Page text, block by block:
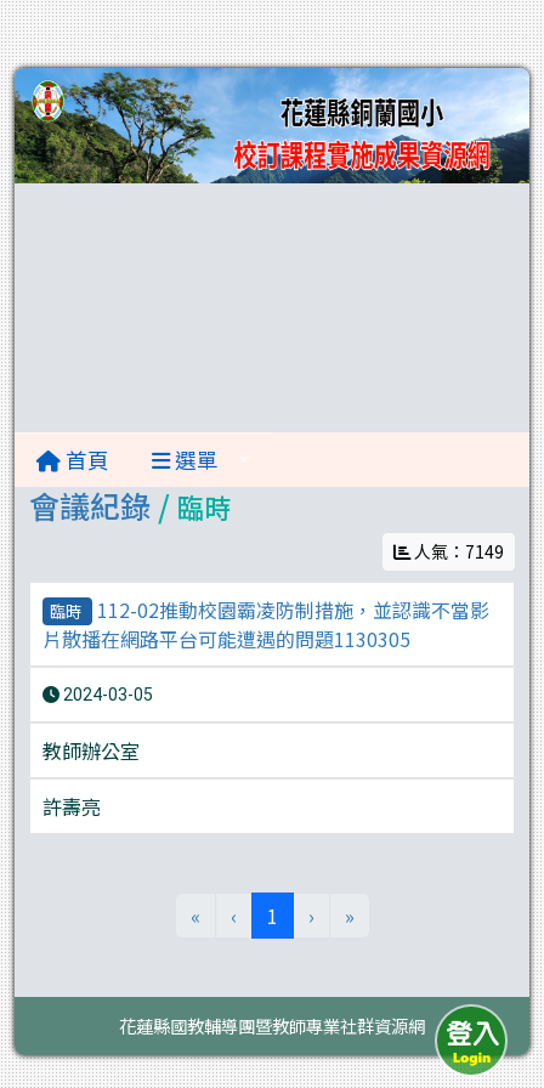
首頁 選單
會議紀錄 / 臨時
人氣：7149
臨時
112-02推動校園霸凌防制措施，並認識不當影
片散播在網路平台可能遭遇的問題1130305
2024-03-05
教師辦公室
許壽亮
« ‹ 1 (目前頁次)
› »
花蓮縣國教輔導團暨教師專業社群資源網